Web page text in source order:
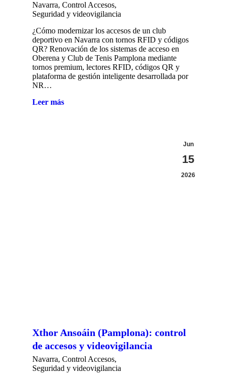
Navarra, Control Accesos,
Seguridad y videovigilancia
¿Cómo modernizar los accesos de un club
deportivo en Navarra con tornos RFID y códigos
QR? Renovación de los sistemas de acceso en
Oberena y Club de Tenis Pamplona mediante
tornos premium, lectores RFID, códigos QR y
plataforma de gestión inteligente desarrollada por
NR…
Leer más
Jun
15
2026
Xthor Ansoáin (Pamplona): control
de accesos y videovigilancia
Navarra, Control Accesos,
Seguridad y videovigilancia